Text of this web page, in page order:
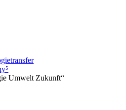
Umwelt Zukunft“